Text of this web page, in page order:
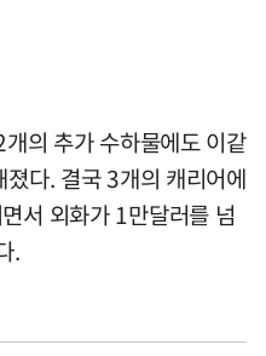
의 추가 수하물에도 이같
다. 결국 3개의 캐리어에
서 외화가 1만달러를 넘
.